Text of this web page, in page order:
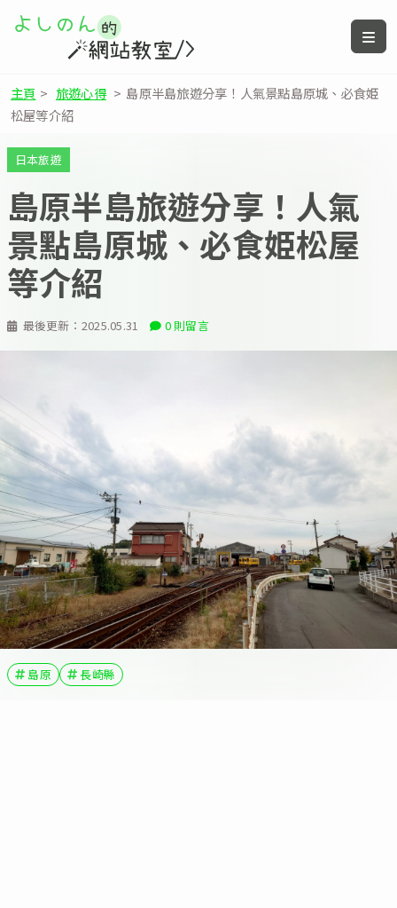
主頁 > 旅遊心得 > 島原半島旅遊分享！人氣景點島原城、必食姫
松屋等介紹
最後更新： 2025.05.31 0 則留言
日本旅遊
島原半島旅遊分享！人氣
景點島原城、必食姫松屋
等介紹
島原 長崎縣